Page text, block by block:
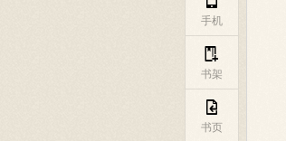
手机

书架

书页